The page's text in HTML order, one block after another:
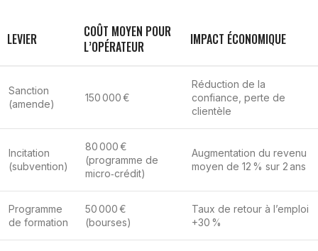
LEVIER
COÛT MOYEN POUR
L’OPÉRATEUR
IMPACT ÉCONOMIQUE
Sanction
(amende)
150 000 €
Réduction de la
confiance, perte de
clientèle
Incitation
(subvention)
80 000 €
(programme de
micro‑crédit)
Augmentation du revenu
moyen de 12 % sur 2 ans
Programme
de formation
50 000 €
(bourses)
Taux de retour à l’emploi
+30 %